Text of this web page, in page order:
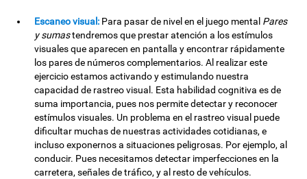
Escaneo visual: Para pasar de nivel en el juego mental Pares
y sumastendremos que prestar atención a los estímulos
visuales que aparecen en pantalla y encontrar rápidamente
los pares de números complementarios. Al realizar este
ejercicio estamos activando y estimulando nuestra
capacidad de rastreo visual. Esta habilidad cognitiva es de
suma importancia, pues nos permite detectar y reconocer
estímulos visuales. Un problema en el rastreo visual puede
dificultar muchas de nuestras actividades cotidianas, e
incluso exponernos a situaciones peligrosas. Por ejemplo, al
conducir. Pues necesitamos detectar imperfecciones en la
carretera, señales de tráfico, y al resto de vehículos.